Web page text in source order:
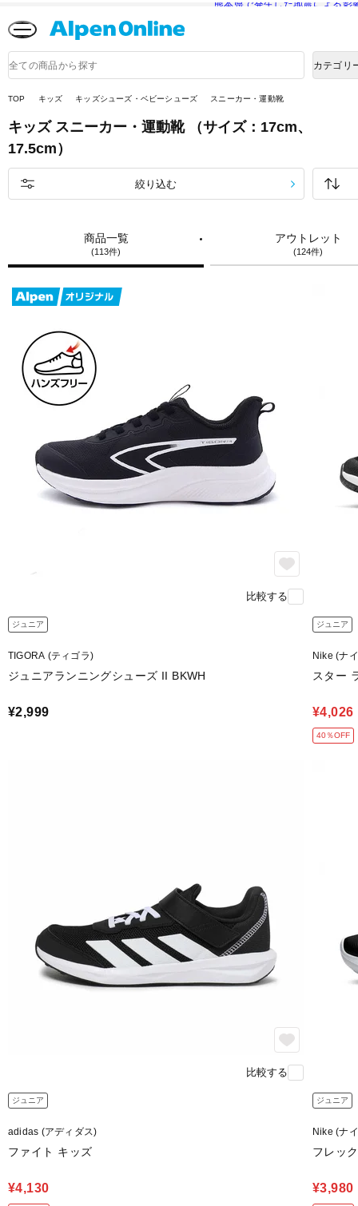
熊本県で発生した地震による影
品
検
カテゴリ
TOP キッズ キッズシューズ・ベビーシューズ スニーカー・運動靴
キッズ スニーカー・運動靴
（サイズ：17cm、
17.5cm）
商品一覧
(113件)
アウトレット
(124件)
絞り込む
比較する
ジュニア
TIGORA (ティゴラ)
ジュニアランニングシューズ II BKWH
¥2,999
ジュニア
Nike (ナ
スター
¥4,026
40％OFF
比較する
ジュニア
adidas (アディダス)
ファイト キッズ
¥4,130
ジュニア
Nike (ナ
フレッ
¥3,980